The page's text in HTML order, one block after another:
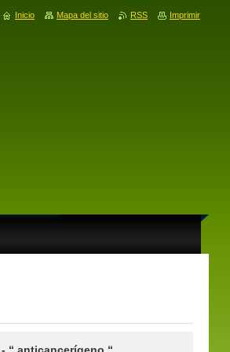
Inicio Mapa del sitio RSS Imprimir